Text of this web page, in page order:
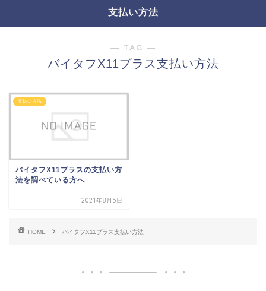
支払い方法
― TAG ―
バイタフX11プラス支払い方法
支払い方法
バイタフX11プラスの支払い方
法を調べている方へ
2021年8月5日
HOME バイタフX11プラス支払い方法